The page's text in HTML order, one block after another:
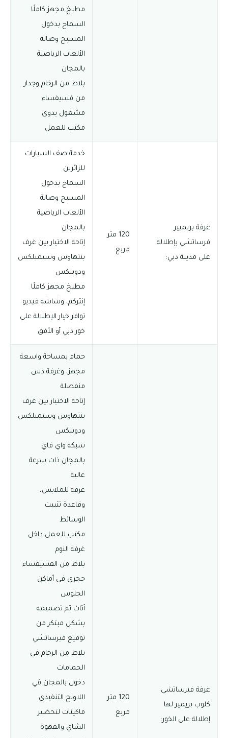
مطبخ مجهز كاملًا
السماح بدخول
المسبح وصالة
الألعاب الرياضية
بالمجان
بلاط من الرخام وجدار
من فسيفساء
مشغول يدوي
مكتب للعمل
غرفة بريميير
فرساتشي بإطلالة
على مدينة دبي:
120 متر
مربع
خدمة صف السيارات
للزائرين
السماح بدخول
المسبح وصالة
الألعاب الرياضية
بالمجان
إتاحة الاختيار بين غرف
بنتهاوس وسيمبلكس
ودوبلكس
مطبخ مجهز كاملًا
إنتركم، وشاشة فيديو
توافر خيار الإطلالة على
خور دبي أو الأفق
غرفة فيرساتشي
كلوب بريمير لها
إطلالة على الخور:
120 متر
مربع
حمام بمساحة واسعة
مجهز، وغرفة دش
منفصلة
إتاحة الاختيار بين غرف
بنتهاوس وسيمبلكس
ودوبلكس
شبكة واي فاي
بالمجان ذات سرعة
عالية
غرفة للملابس،
وقاعدة تثبيت
الوسائط
مكتب للعمل داخل
غرفة النوم
بلاط من الفسيفساء
حجري في أماكن
الجلوس
أثاث تم تصميمه
بشكل مبتكر من
توقيع فيرساتشي
بلاط من الرخام في
الحمامات
دخول بالمجان في
اللاونج التنفيذي
ماكينات لتحضير
الشاي والقهوة